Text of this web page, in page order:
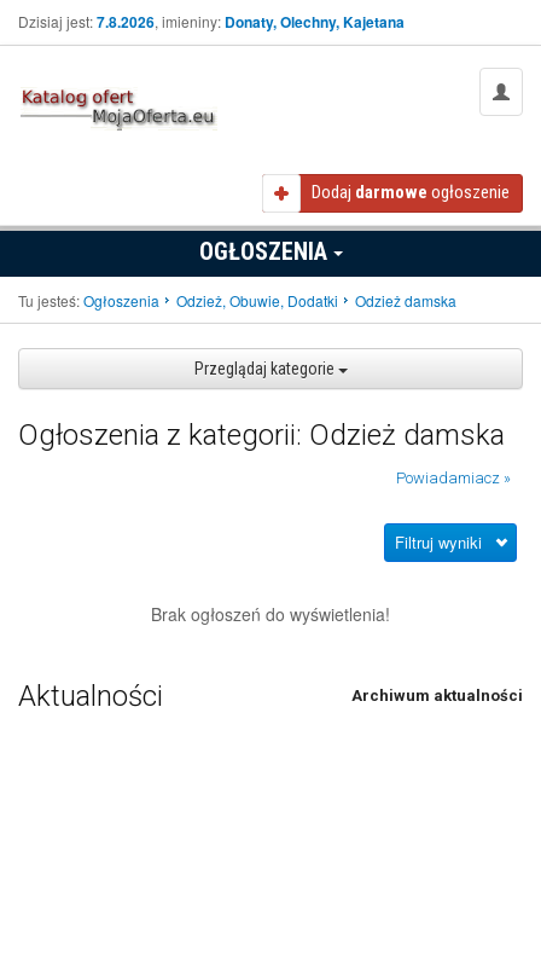
Dzisiaj jest:7.8.2026, imieniny: Donaty, Olechny, Kajetana
Dodaj darmowe ogłoszenie
OGŁOSZENIA
Tu jesteś:Ogłoszenia Odzież, Obuwie, Dodatki Odzież damska
Przeglądaj kategorie
Ogłoszenia z kategorii: Odzież damska
Powiadamiacz »
Filtruj wyniki
Brak ogłoszeń do wyświetlenia!
Aktualności Archiwum aktualności